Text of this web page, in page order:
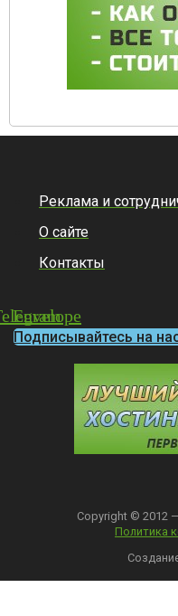
Реклама и
О сайте
Контакты
Envelope
Подписывайтесь на
Copyright © 2012
Политика